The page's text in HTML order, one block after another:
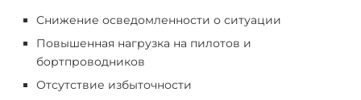
Снижение осведомленности о ситуации
Повышенная нагрузка на пилотов и
бортпроводников
Отсутствие избыточности